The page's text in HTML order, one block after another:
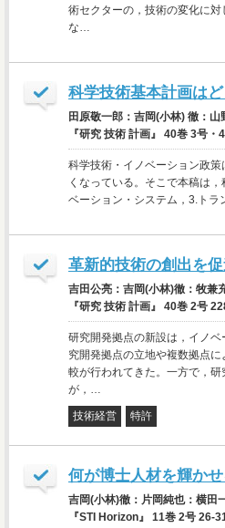
術セクターの，技術の変化に
な…
科学技術基本計画は
田原敬一郎：吉岡(小林) 徹：
『研究 技術 計画』 40巻 3号
科学技術・イノベーション政
くなっている。そこで本稿は
ベーション・システム，3.ト
革新的技術の創出を
吉田公亮：吉岡(小林)徹：牧兼
『研究 技術 計画』 40巻 2号
研究開発拠点の新設は，イノ
究開発拠点の立地や複数拠点
較が行われてきた。一方で，
が，…
技術経営 特許
何が博士人材を輝か
吉岡(小林)徹：片岡純也：横田
『STI Horizon』 11巻 2号 26-